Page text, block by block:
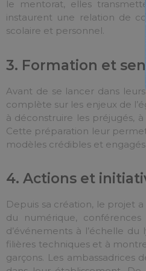
le mentorat, elles
instaurent une relation de
scolaire et personnel.
3. Formation et
Avant de se lancer dans
complète sur les enjeux de
à déconstruire les préjugés,
Cette préparation leur
modèles crédibles et
4. Actions et
Depuis sa création, le projet
du numérique,
d’événements à l’échelle
filières techniques et à
garçons. Les ambassadrices